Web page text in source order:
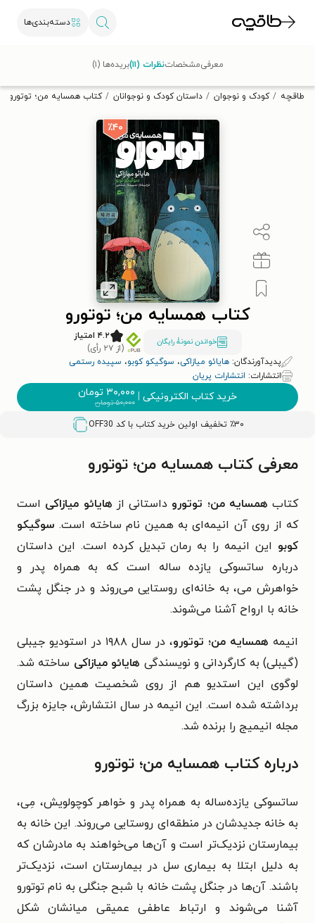
دسته‌بندی‌ها
تخفیف از طاقچه دریافت کن.
طاقچه کودک و نوجوان داستان کودک و نوجوانان کتاب همسایه من؛ توتورو
٪۴۰
کتاب همسایه من؛ توتورو
خواندن نمونۀ رایگان
۴.۲ امتیاز
(از ۲۷ رأی)
پدیدآورندگان: هایائو میازاکی، سوگیکو کوبو، سپیده رستمی
انتشارات: انتشارات پریان
خرید کتاب الکترونیکی | ۳۰,۰۰۰ تومان
۵۰,۰۰۰تومان
٪۳۰ تخفیف اولین خرید کتاب با کد OFF30
معرفیمشخصاتنظرات (۱۱) بریده‌ها (۱)
معرفی کتاب همسایه من؛ توتورو
کتاب همسایه من؛ توتورو داستانی از هایائو میازاکی است
که از روی آن انیمه‌ای به همین نام ساخته است. سوگیکو
کوبو این انیمه را به رمان تبدیل کرده است. این داستان
درباره ساتسوکی یازده ساله است که به همراه پدر و
خواهرش می، به خانه‌ای روستایی می‌روند و در جنگل پشت
خانه با ارواح آشنا می‌شوند.
انیمه همسایه من؛ توتورو، در سال
۱۹۸۸ در استودیو جیبلی
(گیبلی) به کارگردانی و نویسندگی هایائو میازاکی ساخته شد.
لوگوی این استدیو هم از روی شخصیت همین داستان
برداشته شده است. این انیمه در سال انتشارش، جایزه بزرگ
مجله انیمیج را برنده شد.
درباره کتاب همسایه من؛ توتورو
ساتسوکی یازده‌ساله به همراه پدر و خواهر کوچولویش، مِی،
به خانه‌ جدیدشان در منطقه‌ای روستایی می‌روند. این خانه به
بیمارستان نزدیک‌تر است و آن‌ها می‌خواهند به مادرشان که
به دلیل ابتلا به بیماری سل در بیمارستان است، نزدیک‌تر
باشند. آن‌ها در جنگل پشت خانه با شبح جنگلی به نام توتورو
آشنا می‌شوند و ارتباط عاطفی عمیقی میانشان شکل